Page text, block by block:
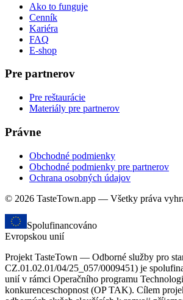
Ako to funguje
Cenník
Kariéra
FAQ
E-shop
Pre partnerov
Pre reštaurácie
Materiály pre partnerov
Právne
Obchodné podmienky
Obchodné podmienky pre partnerov
Ochrana osobných údajov
© 2026 TasteTown.app — Všetky práva
Spolufinancováno
Evropskou unií
Projekt TasteTown — Odborné služby pro
CZ.01.02.01/04/25_057/0009451) je
unií v rámci Operačního programu
konkurenceschopnost (OP TAK). Cílem